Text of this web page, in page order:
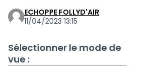
ECHOPPE FOLLYD'AIR
11/04/2023 13:15
Sélectionner le mode de
vue :